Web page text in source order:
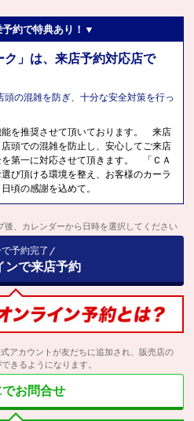
約で特典あり！▼
ク」は、来店予約対応店で
頭の混雑を防ぎ、十分な安全対策を行っ
能を推奨させて頂いております。 来店
頭での混雑を防止し、安心してご来店
第一に対応させて頂きます。 「ＣＡ
び頂ける環境を整え、お客様のカーラ
頃の感謝を込めて。
後、カレンダーから日時を選択してください
で予約完了
ンで来店予約
アカウントが友だちに追加され、販売店の
きるようになります。
お問合せ